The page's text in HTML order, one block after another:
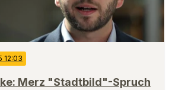
12:03
Merz "Stadtbild"-Spruch